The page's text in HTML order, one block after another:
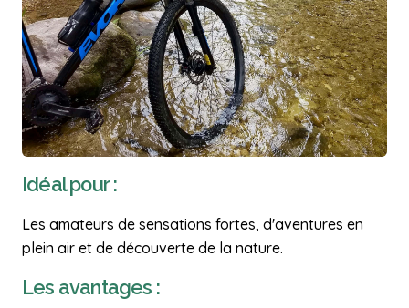
Idéal pour :
Les amateurs de sensations fortes, d'aventures en
plein air et de découverte de la nature.
Les avantages :